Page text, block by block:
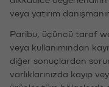
veya yatırım
Paribu, üçüncü taraf
veya kullanımından
diğer sonuçlardan
varlıklarınızda kayıp